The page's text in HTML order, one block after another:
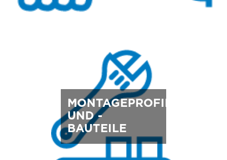
MONTAGEPROFILE
UND -
BAUTEILE